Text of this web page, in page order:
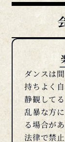
ダンスは
持ちよく
静観して
乱暴な方
る場合が
法律で禁
で下さい